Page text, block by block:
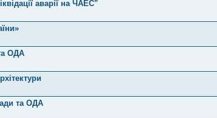
аварії на ЧАЕС"
ОДА
та ОДА